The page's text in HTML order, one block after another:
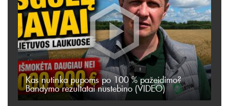
Kas nutinka pupoms po 100 % pažeidimo?
Bandymo rezultatai nustebino (VIDEO)